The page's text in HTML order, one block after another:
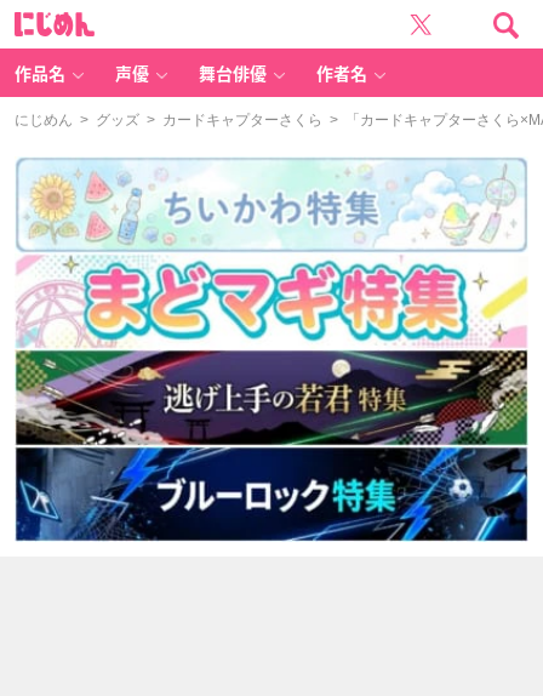
作品名 声優 舞台俳優 作者名
にじめん > グッズ > カードキャプターさくら > 「カードキャプターさくら